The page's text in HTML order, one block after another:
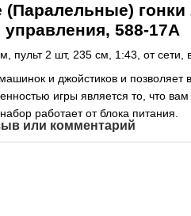
гонки
588-17A
пульт 2 шт, 235 см, 1:43, от сети,
и джойстиков и позволяет
игры является то, что вам
работает от блока питания.
или комментарий